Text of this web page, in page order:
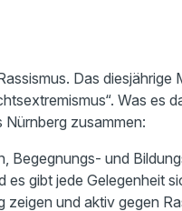
Das diesjährige
Was es
zusammen:
Begegnungs- und
gibt jede Gelegenheit
zeigen und aktiv gegen